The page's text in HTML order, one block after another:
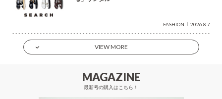
FASHION 2026.8.7
VIEW MORE
MAGAZINE
最新号の購入はこちら！